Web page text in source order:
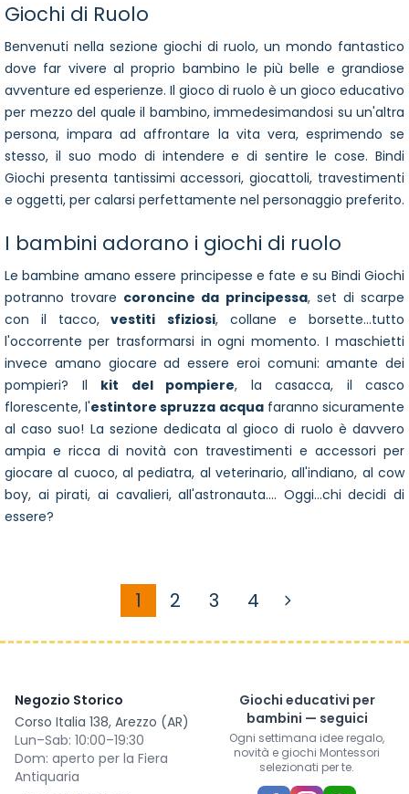
Giochi di Ruolo
Benvenuti nella sezione giochi di ruolo, un mondo fantastico
dove far vivere al proprio bambino le più belle e grandiose
avventure ed esperienze. Il gioco di ruolo è un gioco educativo
per mezzo del quale il bambino, immedesimandosi su un'altra
persona, impara ad affrontare la vita vera, esprimendo se
stesso, il suo modo di intendere e di sentire le cose. Bindi
Giochi presenta tantissimi accessori, giocattoli, travestimenti
e oggetti, per calarsi perfettamente nel personaggio preferito.
I bambini adorano i giochi di ruolo
Le bambine amano essere principesse e fate e su Bindi Giochi
potranno trovare coroncine da principessa, set di scarpe
con il tacco, vestiti sfiziosi, collane e borsette...tutto
l'occorrente per trasformarsi in ogni momento. I maschietti
invece amano giocare ad essere eroi comuni: amante dei
pompieri? Il kit del pompiere, la casacca, il casco
florescente, l'estintore spruzza acquafaranno sicuramente
al caso suo! La sezione dedicata al gioco di ruolo è davvero
ampia e ricca di novità con travestimenti e accessori per
giocare al cuoco, al pediatra, al veterinario, all'indiano, al cow
boy, ai pirati, ai cavalieri, all'astronauta.... Oggi...chi decidi di
essere?
Attualmente stai leggendo
1 Pagina
2 Pagina
3 Pagina
4
Negozio Storico
Corso Italia 138, Arezzo (AR)
Lun–Sab: 10:00–19:30
Dom: aperto per la Fiera
Antiquaria
Giochi educativi per
bambini — seguici
Ogni settimana idee regalo,
novità e giochi Montessori
selezionati per te.